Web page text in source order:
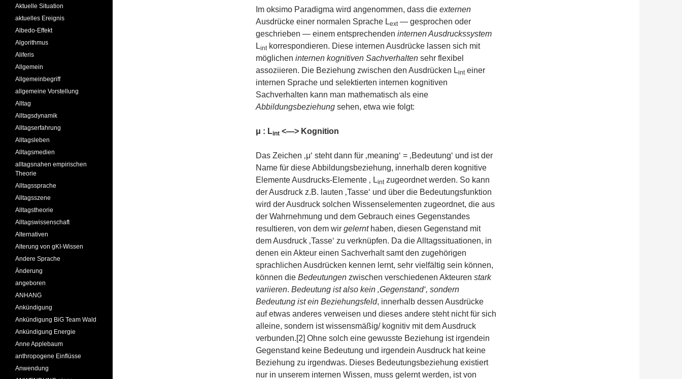
Im oksimo Paradigma wird angenommen, dass die externen
Ausdrücke einer normalen Sprache Lext — gesprochen oder
geschrieben — einem entsprechenden internen Ausdruckssystem
Lint korrespondieren. Diese internen Ausdrücke lassen sich mit
möglichen internen kognitiven Sachverhalten sehr flexibel
assoziieren. Die Beziehung zwischen den Ausdrücken Lint einer
internen Sprache und selektierten internen kognitiven
Sachverhalten kann man mathematisch als eine
Abbildungsbeziehung sehen, etwa wie folgt:
μ : Lint <—> Kognition
Das Zeichen ‚μ‘ steht dann für ‚meaning‘ = ‚Bedeutung‘ und ist der
Name für diese Abbildungsbeziehung, innerhalb deren kognitive
Elemente Ausdrucks-Elemente ‚ Lint zugeordnet werden. So kann
der Ausdruck z.B. lauten ‚Tasse‘ und über die Bedeutungsfunktion
wird der Ausdruck solchen Wissenselementen zugeordnet, die aus
der Wahrnehmung und dem Gebrauch eines Gegenstandes
resultieren, von dem wir gelernthaben, diesen Gegenstand mit
dem Ausdruck ‚Tasse‘ zu verknüpfen. Da die Alltagssituationen, in
denen ein Akteur einen Sachverhalt samt den zugehörigen
sprachlichen Ausdrücken kennen lernt, sehr vielfältig sein können,
können die Bedeutungen zwischen verschiedenen Akteuren stark
variieren. Bedeutung ist also kein ‚Gegenstand‘, sondern
Bedeutung ist ein Beziehungsfeld, innerhalb dessen Ausdrücke
auf etwas anderes verweisen und dieses andere steht nicht für sich
alleine, sondern ist wissensmäßig/ kognitiv mit dem Ausdruck
verbunden.[2] Ohne solch eine gewusste Beziehung ist irgendein
Gegenstand keine Bedeutung und irgendein Ausdruck hat keine
Beziehung zu irgendwas. Dieses Bedeutungsbeziehung existiert
nur in unserem internen Wissen, muss gelernt werden, ist von
Aktuelle Situation
aktuelles Ereignis
Albedo-Effekt
Algorithmus
Aliferis
Allgemein
Allgemeinbegriff
allgemeine Vorstellung
Alltag
Alltagsdynamik
Alltagserfahrung
Alltagsleben
Alltagsmedien
alltagsnahen empirischen
Theorie
Alltagssprache
Alltagsszene
Alltagstheorie
Alltagswissenschaft
Alternativen
Alterung von gKI-Wissen
Andere Sprache
Änderung
angeboren
ANHANG
Ankündigung
Ankündigung BiG Team Wald
Ankündigung Energie
Anne Applebaum
anthropogene Einflüsse
Anwendung